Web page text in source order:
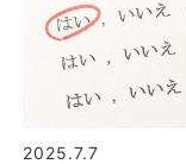
2025.7.7